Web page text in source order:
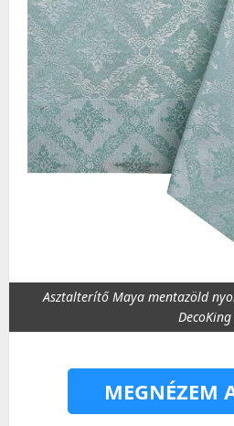
Asztalterítő Maya mentazöld
DecoKing
MEGNÉZEM